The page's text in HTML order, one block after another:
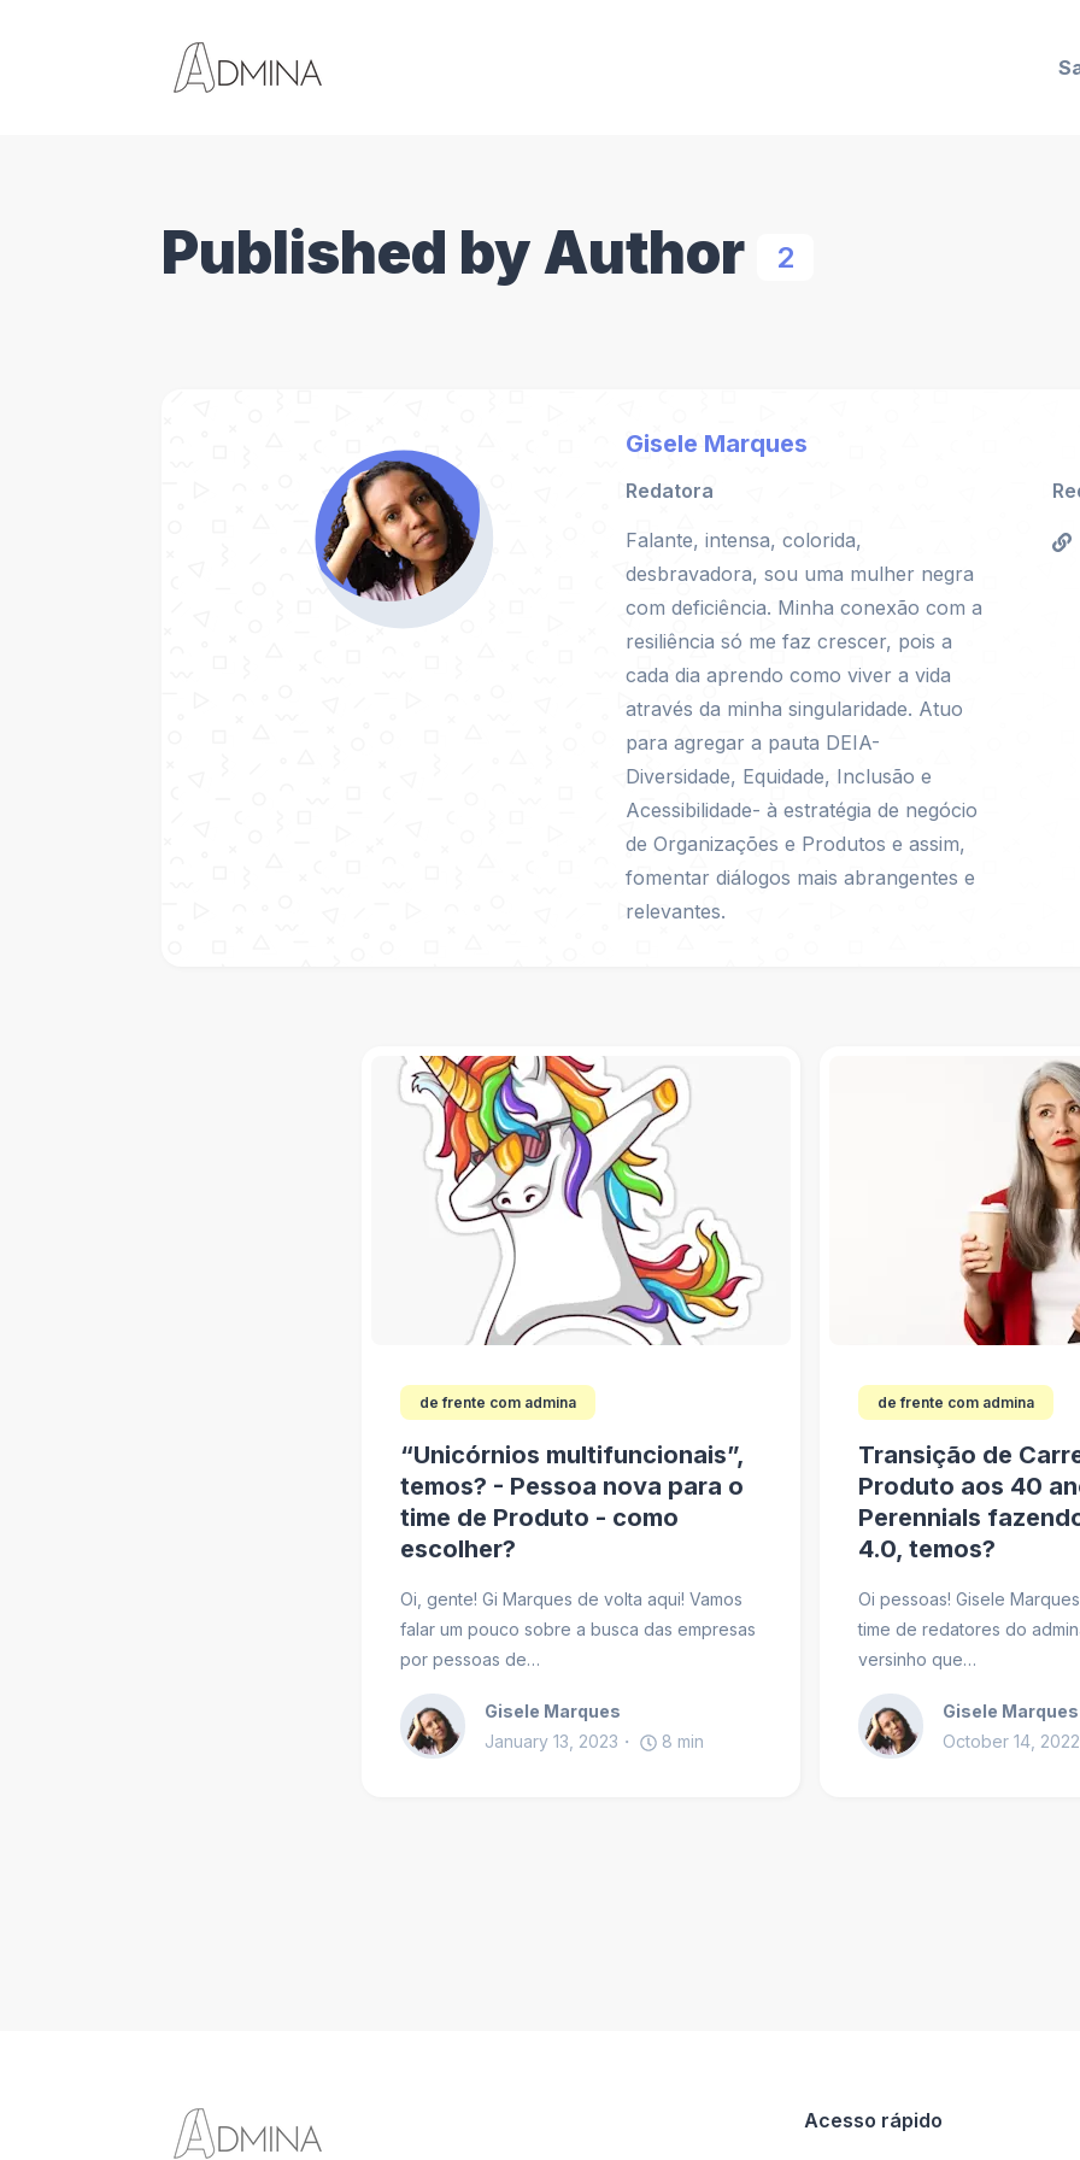
Published by Author 2
Gisele Marques
Redatora
Falante, intensa, colorida,
desbravadora, sou uma mulher negra
com deficiência. Minha conexão com a
resiliência só me faz crescer, pois a
cada dia aprendo como viver a vida
através da minha singularidade. Atuo
para agregar a pauta DEIA-
Diversidade, Equidade, Inclusão e
Acessibilidade- à estratégia de negócio
de Organizações e Produtos e assim,
fomentar diálogos mais abrangentes e
relevantes.
de frente com admina
“Unicórnios multifuncionais”,
temos? - Pessoa nova para o
time de Produto - como
escolher?
Oi, gente! Gi Marques de volta aqui! Vamos
falar um pouco sobre a busca das empresas
por pessoas de…
Gisele Marques
January 13, 2023
8 min
de frente com admina
Transição de
Produto aos 40
Perennials
4.0, temos?
Oi pessoas! Gisele
time de redatores do
versinho que…
Gisele Marques
October 14, 2022
Acesso rápido